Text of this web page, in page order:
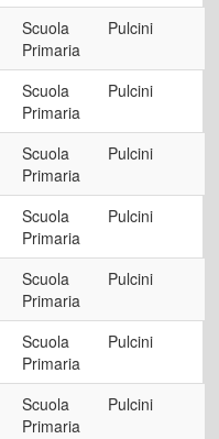
Scuola
Primaria
Pulcini
Scuola
Primaria
Pulcini
Scuola
Primaria
Pulcini
Scuola
Primaria
Pulcini
Scuola
Primaria
Pulcini
Scuola
Primaria
Pulcini
Scuola
Primaria
Pulcini